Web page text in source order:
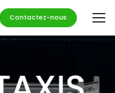
Contactez-nous